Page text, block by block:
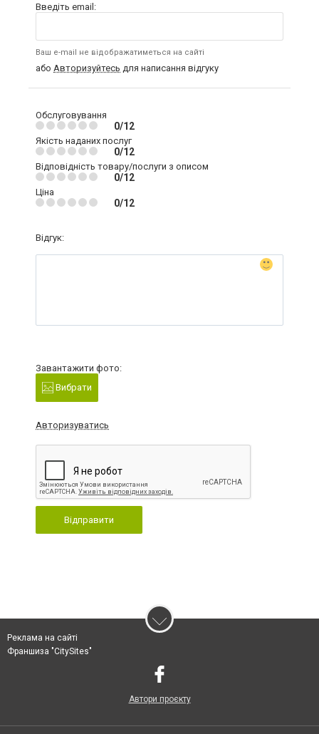
Введіть email:
Ваш e-mail не відображатиметься на сайті
або Авторизуйтесь для написання відгуку
Обслуговування
0/12
Якість наданих послуг
0/12
Відповідність товару/послуги з описом
0/12
Ціна
0/12
Відгук:
Завантажити фото:
Вибрати
Авторизуватись
Відправити
Реклама на сайті
Франшиза "CitySites"
Автори проєкту